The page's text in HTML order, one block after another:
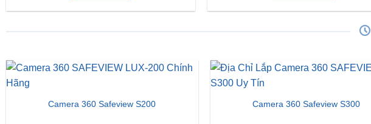
Camera 360 Safeview S200 Camera 360 Safeview S300